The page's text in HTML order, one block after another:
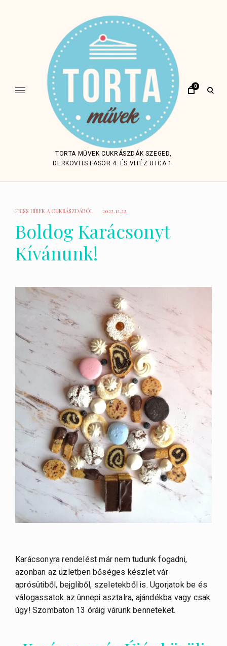
TORTA MŰVEK CUKRÁSZDÁK SZEGED,
DERKOVITS FASOR 4. ÉS VITÉZ UTCA 1.
0
open
FRISS HÍREK A CUKRÁSZDÁBÓL 2022.12.22.
Boldog Karácsonyt
Kívánunk!
Karácsonyra rendelést már nem tudunk fogadni,
azonban az üzletben bőséges készlet vár
aprósütiből, bejgliből, szeletekből is. Ugorjatok be és
válogassatok az ünnepi asztalra, ajándékba vagy csak
úgy! Szombaton 13 óráig várunk benneteket.